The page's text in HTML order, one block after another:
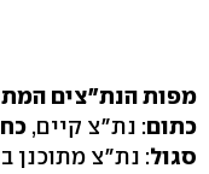
מפות הנת"צים
כתום: נת"צ קיים,
סגול: נת"צ מתוכנן